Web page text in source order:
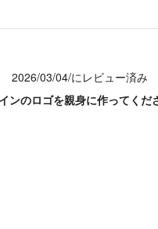
2026/03/04/にレビュー済み
ンのロゴを親身に作ってくだ